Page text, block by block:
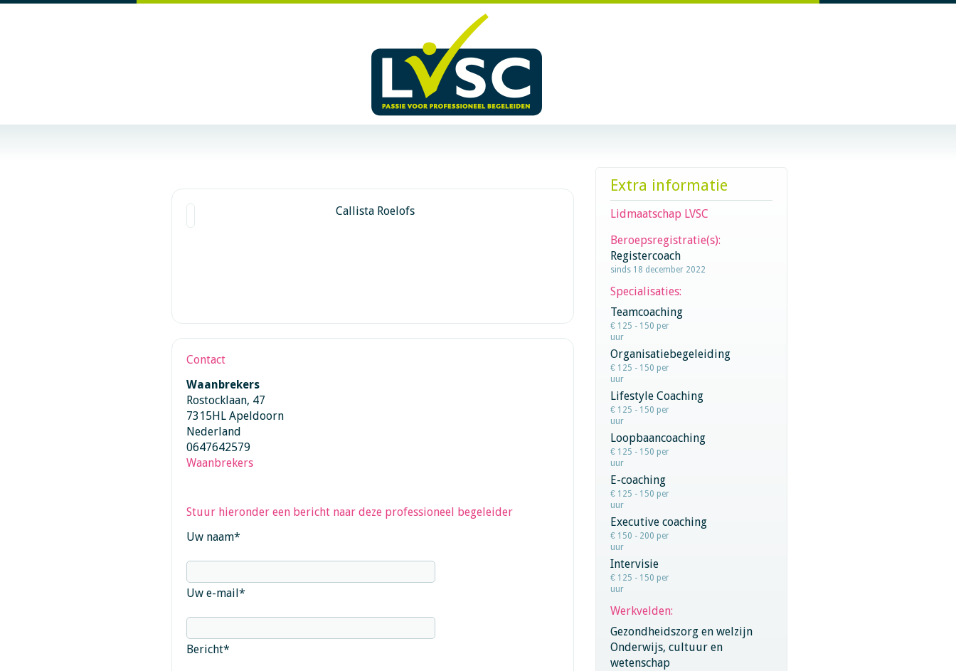
Callista Roelofs
Contact
Waanbrekers
Rostocklaan, 47
7315HL Apeldoorn
Nederland
0647642579
Waanbrekers
Stuur hieronder een bericht naar deze professioneel begeleider
Uw naam*
Uw e-mail*
Bericht*
Extra informatie
Lidmaatschap LVSC
Beroepsregistratie(s):
Registercoach
sinds 18 december 2022
Specialisaties:
Teamcoaching
€ 125 - 150 per
uur
Organisatiebegeleiding
€ 125 - 150 per
uur
Lifestyle Coaching
€ 125 - 150 per
uur
Loopbaancoaching
€ 125 - 150 per
uur
E-coaching
€ 125 - 150 per
uur
Executive coaching
€ 150 - 200 per
uur
Intervisie
€ 125 - 150 per
uur
Werkvelden:
Gezondheidszorg en welzijn
Onderwijs, cultuur en
wetenschap